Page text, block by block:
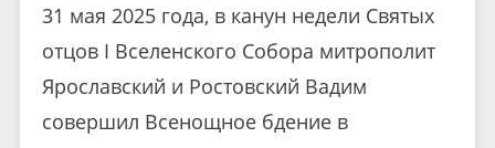
31 мая 2025 года, в канун недели Святых
отцов I Вселенского Собора митрополит
Ярославский и Ростовский Вадим
совершил Всенощное бдение в